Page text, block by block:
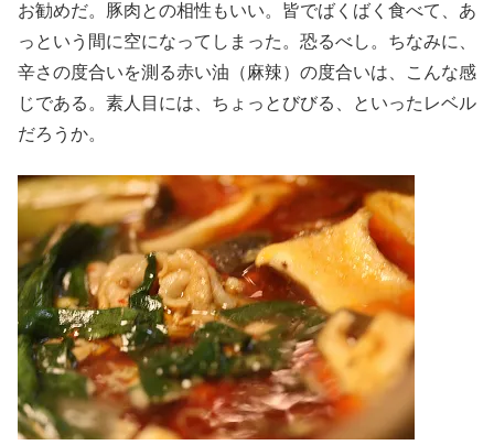
お勧めだ。豚肉との相性もいい。皆でばくばく食べて、あ
っという間に空になってしまった。恐るべし。ちなみに、
辛さの度合いを測る赤い油（麻辣）の度合いは、こんな感
じである。素人目には、ちょっとびびる、といったレベル
だろうか。